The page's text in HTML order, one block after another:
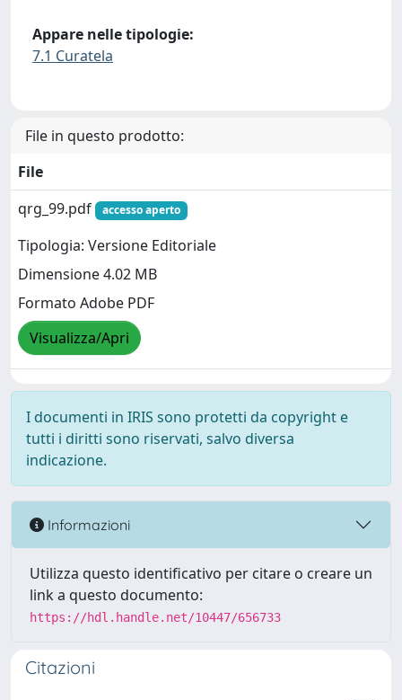
Appare nelle tipologie:
7.1 Curatela
File in questo prodotto:
File
qrg_99.pdf
accesso aperto
Tipologia: Versione Editoriale
Dimensione 4.02 MB
Formato Adobe PDF
Visualizza/Apri
I documenti in IRIS sono protetti da copyright e
tutti i diritti sono riservati, salvo diversa
indicazione.
Informazioni
Utilizza questo identificativo per citare o creare un
link a questo documento:
https://hdl.handle.net/10447/656733
Citazioni